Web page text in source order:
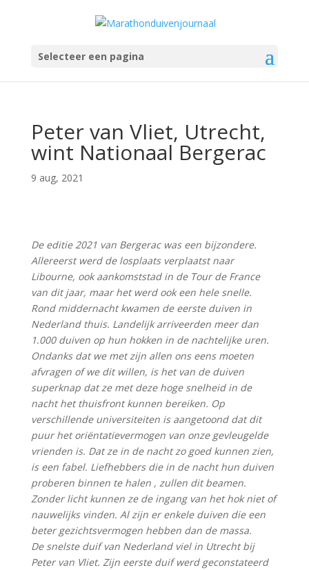
Selecteer een pagina
Peter van Vliet, Utrecht,
wint Nationaal Bergerac
9 aug, 2021
De editie 2021 van Bergerac was een bijzondere.
Allereerst werd de losplaats verplaatst naar
Libourne, ook aankomststad in de Tour de France
van dit jaar, maar het werd ook een hele snelle.
Rond middernacht kwamen de eerste duiven in
Nederland thuis. Landelijk arriveerden meer dan
1.000 duiven op hun hokken in de nachtelijke uren.
Ondanks dat we met zijn allen ons eens moeten
afvragen of we dit willen, is het van de duiven
superknap dat ze met deze hoge snelheid in de
nacht het thuisfront kunnen bereiken. Op
verschillende universiteiten is aangetoond dat dit
puur het oriëntatievermogen van onze gevleugelde
vrienden is. Dat ze in de nacht zo goed kunnen zien,
is een fabel. Liefhebbers die in de nacht hun duiven
proberen binnen te halen , zullen dit beamen.
Zonder licht kunnen ze de ingang van het hok niet of
nauwelijks vinden. Al zijn er enkele duiven die een
beter gezichtsvermogen hebben dan de massa.
De snelste duif van Nederland viel in Utrecht bij
Peter van Vliet. Zijn eerste duif werd geconstateerd